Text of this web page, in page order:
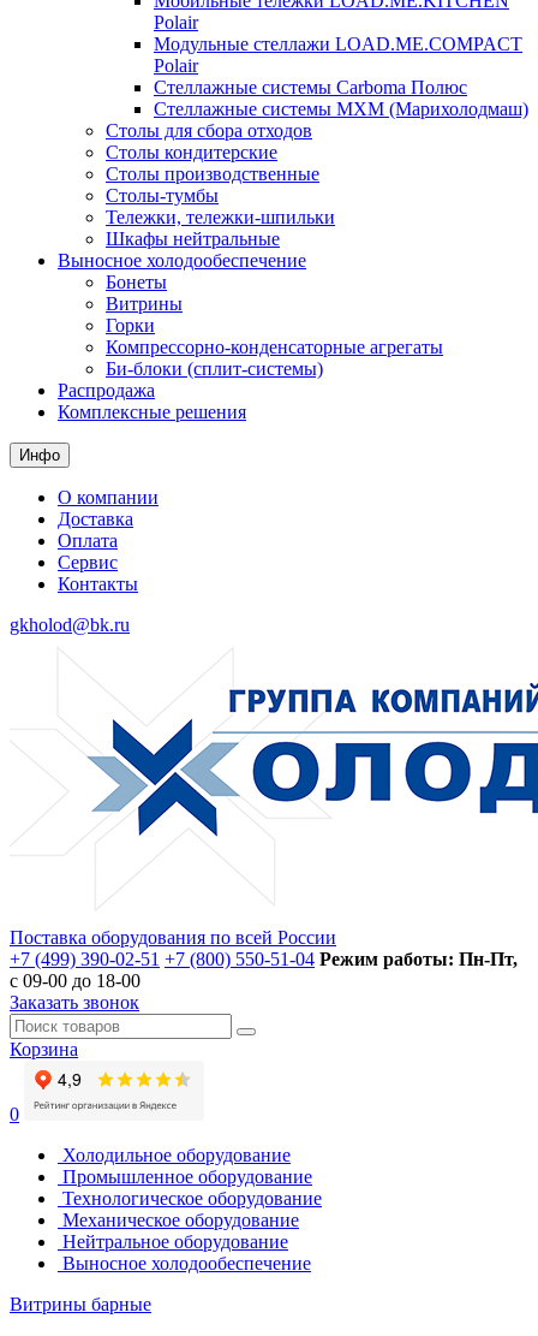
Polair
Модульные стеллажи LOAD.ME.COMPACT
Polair
Стеллажные системы Carboma Полюс
Стеллажные системы МХМ (Марихолодмаш)
Столы для сбора отходов
Столы кондитерские
Столы производственные
Столы-тумбы
Тележки, тележки-шпильки
Шкафы нейтральные
Выносное холодообеспечение
Бонеты
Витрины
Горки
Компрессорно-конденсаторные агрегаты
Би-блоки (сплит-системы)
Распродажа
Комплексные решения
Инфо
О компании
Доставка
Оплата
Сервис
Контакты
gkholod@bk.ru
Поставка оборудования по всей России
+7 (499) 390-02-51 +7 (800) 550-51-04 Режим работы: Пн-Пт,
с 09-00 до 18-00
Заказать звонок
Корзина
0
Холодильное оборудование
Промышленное оборудование
Технологическое оборудование
Механическое оборудование
Нейтральное оборудование
Выносное холодообеспечение
Витрины барные